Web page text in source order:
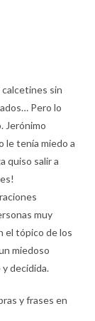
calcetines sin
Pero lo
Jerónimo
le tenía miedo a
quiso salir a
muy
el tópico de los
miedoso
y decidida.
y frases en